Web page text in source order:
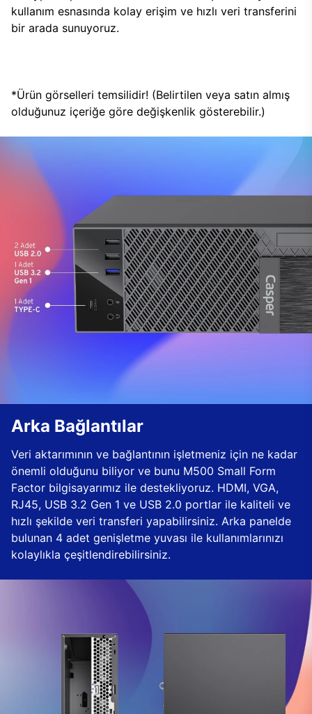
kullanım esnasında kolay erişim ve hızlı veri transferini
bir arada sunuyoruz.
*Ürün görselleri temsilidir! (Belirtilen veya satın almış
olduğunuz içeriğe göre değişkenlik gösterebilir.)
Arka Bağlantılar
Veri aktarımının ve bağlantının işletmeniz için ne kadar
önemli olduğunu biliyor ve bunu M500 Small Form
Factor bilgisayarımız ile destekliyoruz. HDMI, VGA,
RJ45, USB 3.2 Gen 1 ve USB 2.0 portlar ile kaliteli ve
hızlı şekilde veri transferi yapabilirsiniz. Arka panelde
bulunan 4 adet genişletme yuvası ile kullanımlarınızı
kolaylıkla çeşitlendirebilirsiniz.